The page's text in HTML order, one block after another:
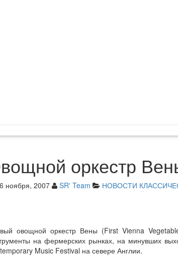
оркестр
ноября, 2007 SR' Team НОВОСТИ
овощной оркестр Вены (First Vienna
на фермерских рынках, на минувших
Music Festival на севере Англии.